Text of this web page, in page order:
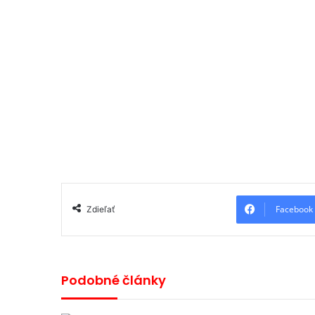
Zdieľať Facebook
Podobné články